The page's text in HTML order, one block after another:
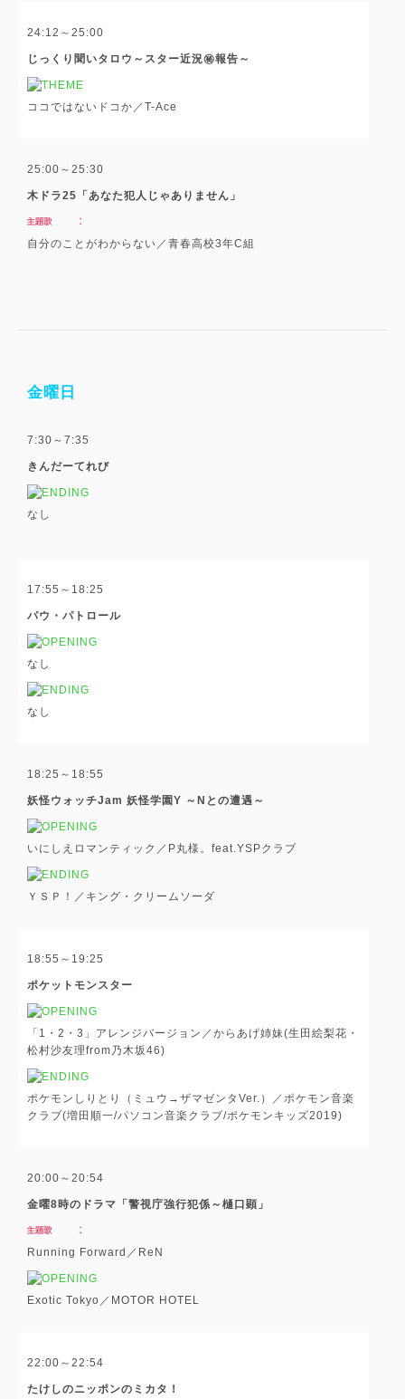
24:12～25:00
じっくり聞いタロウ～スター近況㊙報告～
ココではないドコか／T-Ace
25:00～25:30
木ドラ25「あなた犯人じゃありません」
自分のことがわからない／青春高校3年C組
金曜日
7:30～7:35
きんだーてれび
なし
17:55～18:25
パウ・パトロール
なし
なし
18:25～18:55
妖怪ウォッチJam 妖怪学園Y ～Nとの遭遇～
いにしえロマンティック／P丸様。feat.YSPクラブ
ＹＳＰ！／キング・クリームソーダ
18:55～19:25
ポケットモンスター
「1・2・3」アレンジバージョン／からあげ姉妹(生田絵梨花・
松村沙友理from乃木坂46)
ポケモンしりとり（ミュウ→ザマゼンタVer.）／ポケモン音楽
クラブ(増田順一/パソコン音楽クラブ/ポケモンキッズ2019)
20:00～20:54
金曜8時のドラマ「警視庁強行犯係～樋口顕」
Running Forward／ReN
Exotic Tokyo／MOTOR HOTEL
22:00～22:54
たけしのニッポンのミカタ！